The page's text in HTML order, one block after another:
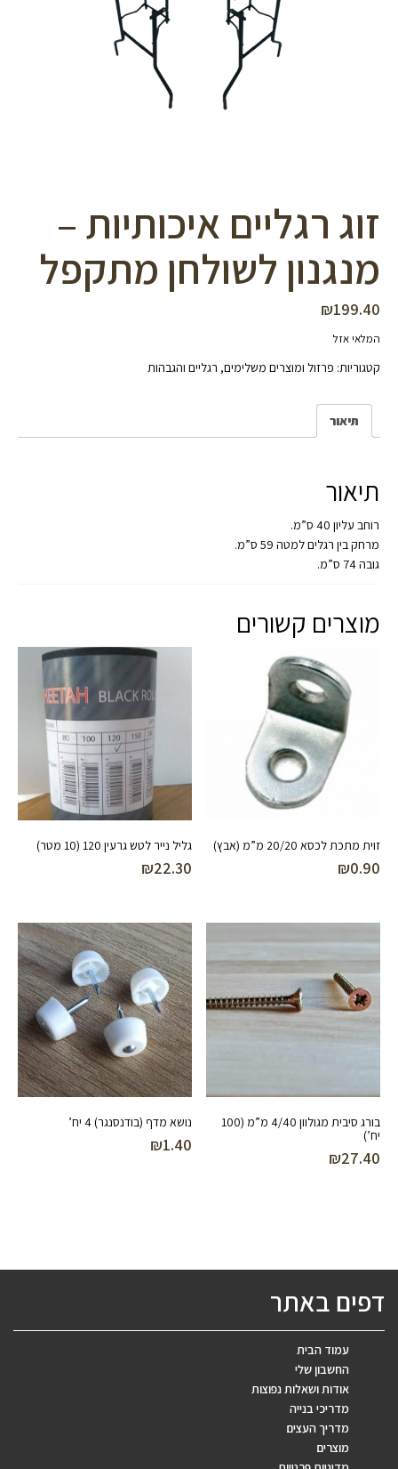
סמן קישורים
האפשרויות
זוג רגליים איכותיות –
מנגנון לשולחן מתקפל
₪199.40
המלאי אזל
קטגוריות: פרזול ומוצרים משלימים, רגליים והגבהות
תיאור
תיאור
רוחב עליון 40 ס”מ.
מרחק בין רגלים למטה 59 ס”מ.
גובה 74 ס”מ.
מוצרים קשורים
זוית מתכת לכסא 20/20 מ”מ (אבץ)
₪0.90
גליל נייר לטש גרעין 120 (10 מטר)
₪22.30
בורג סיבית מגולוון 4/40 מ”מ (100
יח’)
₪27.40
נושא מדף (בודנסנגר) 4 יח’
₪1.40
דפים באתר
עמוד הבית
החשבון שלי
אודות ושאלות נפוצות
מדריכי בנייה
מדריך העצים
מוצרים